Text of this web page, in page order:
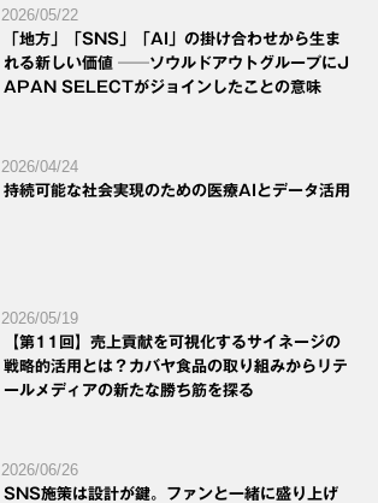
2026/05/22
「地方」「SNS」「AI」の掛け合わせから生ま
れる新しい価値 ──ソウルドアウトグループにJ
APAN SELECTがジョインしたことの意味
2026/04/24
持続可能な社会実現のための医療AIとデータ活用
2026/05/19
【第11回】売上貢献を可視化するサイネージの
戦略的活用とは？カバヤ食品の取り組みからリテ
ールメディアの新たな勝ち筋を探る
2026/06/26
SNS施策は設計が鍵。ファンと一緒に盛り上げ